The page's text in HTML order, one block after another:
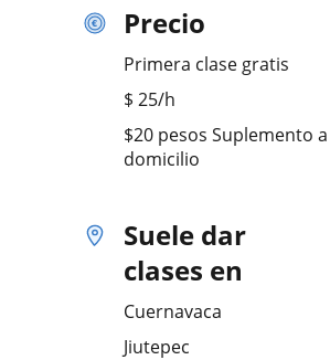
Precio
Primera clase gratis
$ 25/h
$20 pesos Suplemento a
domicilio
Suele dar
clases en
Cuernavaca
Jiutepec